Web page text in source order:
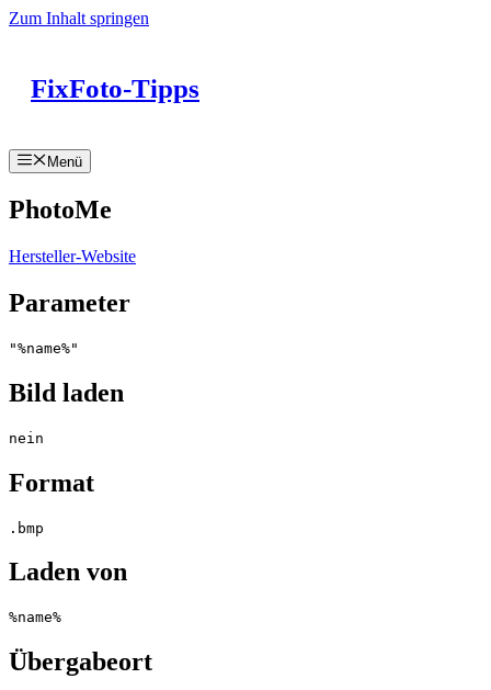
Zum Inhalt springen
FixFoto-Tipps
Menü
PhotoMe
Hersteller-Website
Parameter
"%name%"
Bild laden
nein
Format
.bmp
Laden von
%name%
Übergabeort